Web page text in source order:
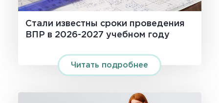
Стали известны сроки проведения
ВПР в 2026-2027 учебном году
Читать подробнее